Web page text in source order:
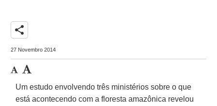
share
27 Novembro 2014
Um estudo envolvendo três ministérios sobre o que
está acontecendo com a floresta amazônica revelou